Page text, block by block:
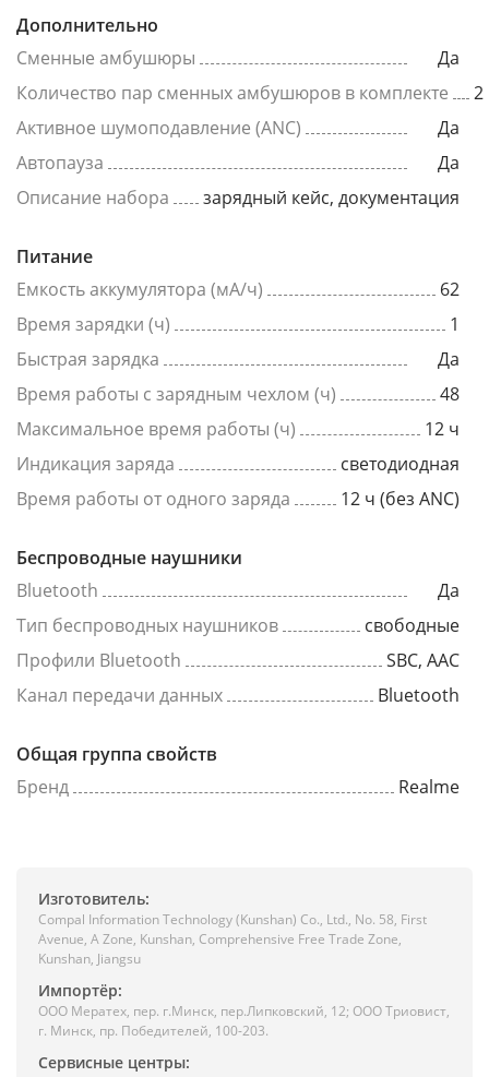
Дополнительно
Сменные амбушюры
Да
Количество пар сменных амбушюров в комплекте
2
Активное шумоподавление (ANC)
Да
Автопауза
Да
Описание набора
зарядный кейс, документация
Питание
Емкость аккумулятора (мА/ч)
62
Время зарядки (ч)
1
Быстрая зарядка
Да
Время работы с зарядным чехлом (ч)
48
Максимальное время работы (ч)
12 ч
Индикация заряда
светодиодная
Время работы от одного заряда
12 ч (без ANC)
Беспроводные наушники
Bluetooth
Да
Тип беспроводных наушников
свободные
Профили Bluetooth
SBC, AAC
Канал передачи данных
Bluetooth
Общая группа свойств
Бренд
Realme
Изготовитель:
Compal Information Technology (Kunshan) Co., Ltd., No. 58, First
Avenue, A Zone, Kunshan, Comprehensive Free Trade Zone,
Kunshan, Jiangsu
Импортёр:
ООО Мератех, пер. г.Минск, пер.Липковский, 12; ООО Триовист,
г. Минск, пр. Победителей, 100-203.
Сервисные центры: